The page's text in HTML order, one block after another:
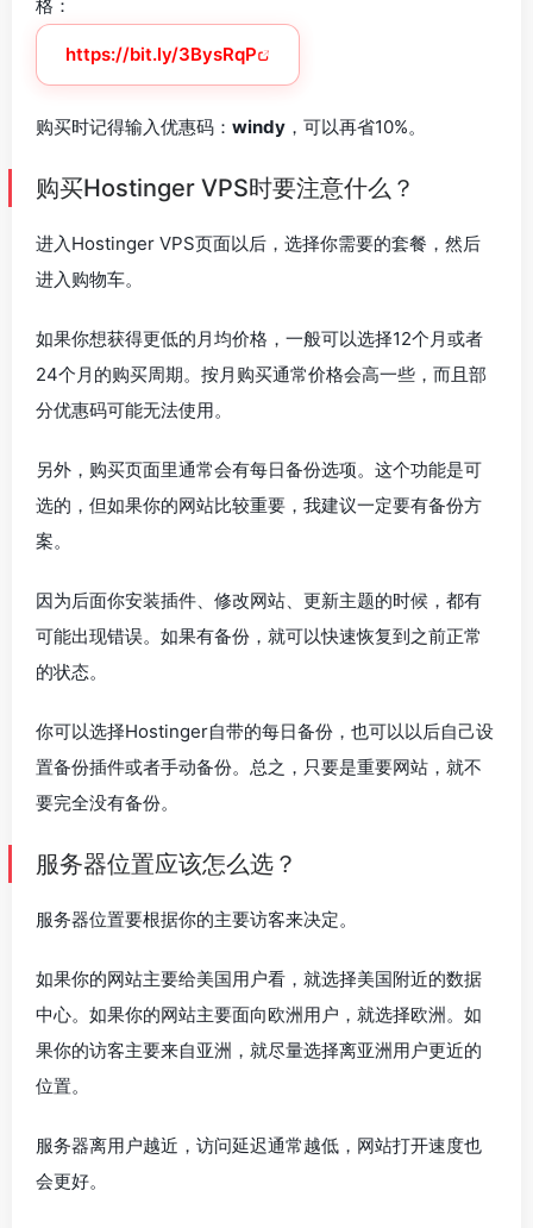
格：
https://bit.ly/3BysRqP
购买时记得输入优惠码： windy ，可以再省10%。
购买Hostinger VPS时要注意什么？
进入Hostinger VPS页面以后，选择你需要的套餐，然后
进入购物车。
如果你想获得更低的月均价格，一般可以选择12个月或者
24个月的购买周期。按月购买通常价格会高一些，而且部
分优惠码可能无法使用。
另外，购买页面里通常会有每日备份选项。这个功能是可
选的，但如果你的网站比较重要，我建议一定要有备份方
案。
因为后面你安装插件、修改网站、更新主题的时候，都有
可能出现错误。如果有备份，就可以快速恢复到之前正常
的状态。
你可以选择Hostinger自带的每日备份，也可以以后自己设
置备份插件或者手动备份。总之，只要是重要网站，就不
要完全没有备份。
服务器位置应该怎么选？
服务器位置要根据你的主要访客来决定。
如果你的网站主要给美国用户看，就选择美国附近的数据
中心。如果你的网站主要面向欧洲用户，就选择欧洲。如
果你的访客主要来自亚洲，就尽量选择离亚洲用户更近的
位置。
服务器离用户越近，访问延迟通常越低，网站打开速度也
会更好。